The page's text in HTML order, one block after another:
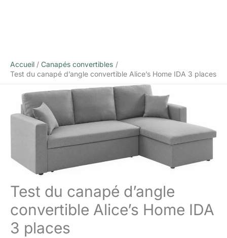
Accueil
Canapés convertibles
Test du canapé d’angle convertible Alice’s Home IDA 3 places
Test du canapé d’angle
convertible Alice’s Home IDA
3 places